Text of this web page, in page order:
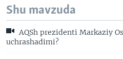
Shu mavzuda
AQSh prezidenti Markaziy
uchrashadimi?